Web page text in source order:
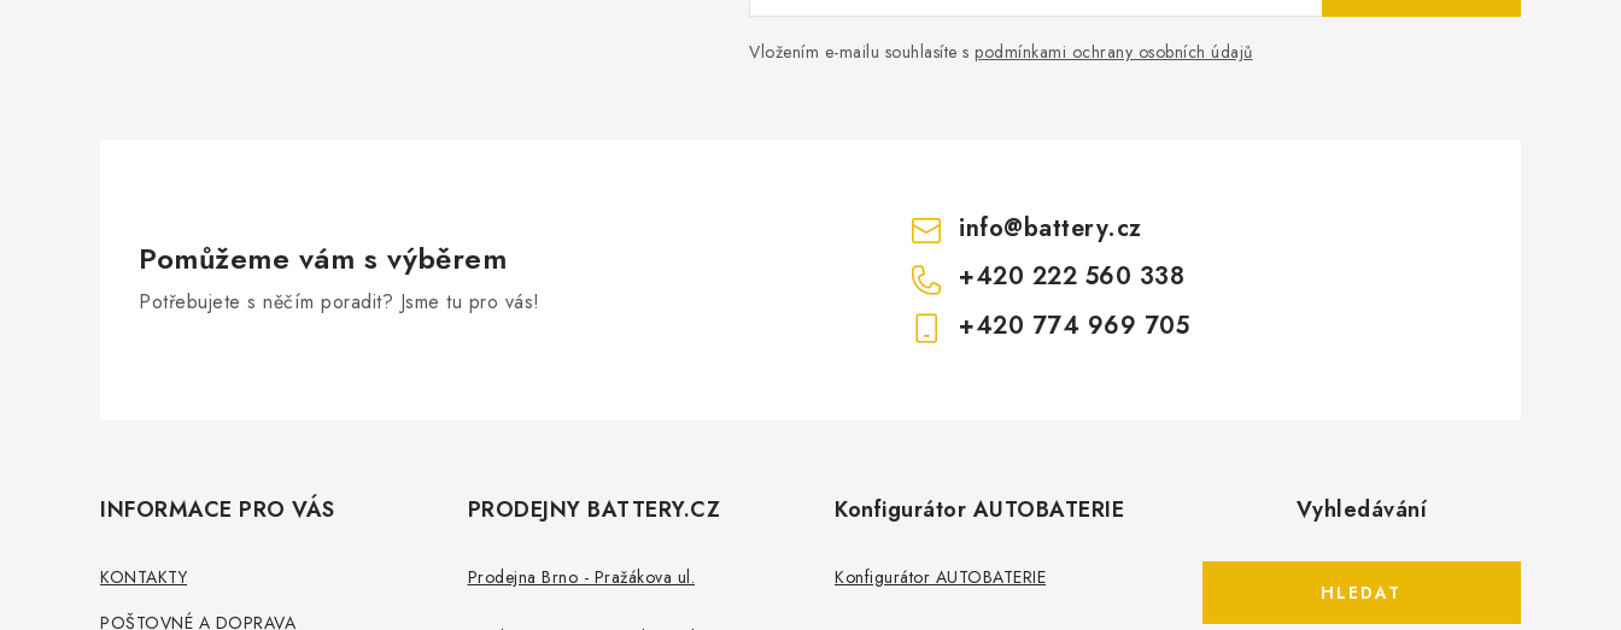
Vložením e-mailu souhlasíte s podmínkami ochrany osobních údajů
Pomůžeme vám s výběrem
Potřebujete s něčím poradit? Jsme tu pro vás!
info@battery.cz
+420 222 560 338
+420 774 969 705
INFORMACE PRO VÁS
KONTAKTY
POŠTOVNÉ A DOPRAVA
PRODEJNY BATTERY.CZ
Prodejna Brno - Pražákova ul.
Konfigurátor AUTOBATERIE
Konfigurátor AUTOBATERIE
Vyhledávání
HLEDAT